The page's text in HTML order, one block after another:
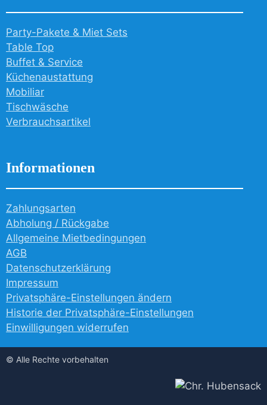
Party-Pakete & Miet Sets
Table Top
Buffet & Service
Küchenaustattung
Mobiliar
Tischwäsche
Verbrauchsartikel
Informationen
Zahlungsarten
Abholung / Rückgabe
Allgemeine Mietbedingungen
AGB
Datenschutzerklärung
Impressum
Privatsphäre-Einstellungen ändern
Historie der Privatsphäre-Einstellungen
Einwilligungen widerrufen
© Alle Rechte vorbehalten